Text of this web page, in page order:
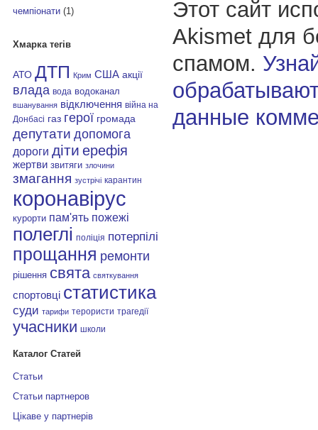
чемпіонати(1)
Хмарка тегів
АТО ДТП Крим США акції
влада вода водоканал
вшанування відключення війна на
Донбасі газ герої громада
депутати допомога
дороги діти ерефія
жертви звитяги злочини
змагання зустрічі карантин
коронавірус
курорти пам'ять пожежі
полеглі поліція потерпілі
прощання ремонти
рішення свята святкування
спортовці статистика
суди тарифи терористи трагедії
учасники школи
Каталог Статей
Статьи
Статьи партнеров
Цікаве у партнерів
Этот сайт
Akismet для
спамом.
данные